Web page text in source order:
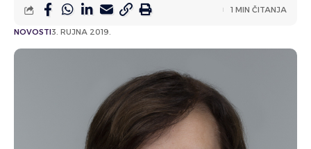
NOVOSTI3. RUJNA 2019.
1 MIN ČITANJA